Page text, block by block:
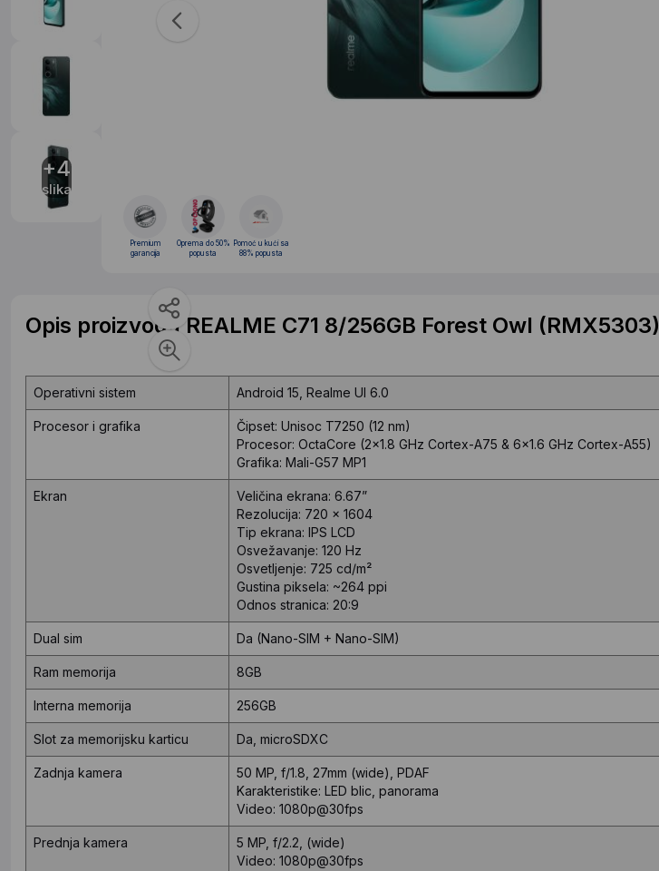
+4
slika
Premium
garancija
Oprema do 50%
popusta
Pomoć u kući sa
88% popusta
Opis proizvoda REALME C71 8/256GB Forest Owl (RMX5303)
Operativni sistem Android 15, Realme UI 6.0
Procesor i grafika
Čipset: Unisoc T7250 (12 nm)
Procesor: OctaCore (2x1.8 GHz Cortex-A75 & 6x1.6 GHz Cortex-A55)
Grafika: Mali-G57 MP1
Ekran
Veličina ekrana: 6.67”
Rezolucija: 720 x 1604
Tip ekrana: IPS LCD
Osvežavanje: 120 Hz
Osvetljenje: 725 cd/m²
Gustina piksela: ~264 ppi
Odnos stranica: 20:9
Dual sim Da (Nano-SIM + Nano-SIM)
Ram memorija 8GB
Interna memorija 256GB
Slot za memorijsku karticu Da, microSDXC
Zadnja kamera
50 MP, f/1.8, 27mm (wide), PDAF
Karakteristike: LED blic, panorama
Video: 1080p@30fps
Prednja kamera
5 MP, f/2.2, (wide)
Video: 1080p@30fps